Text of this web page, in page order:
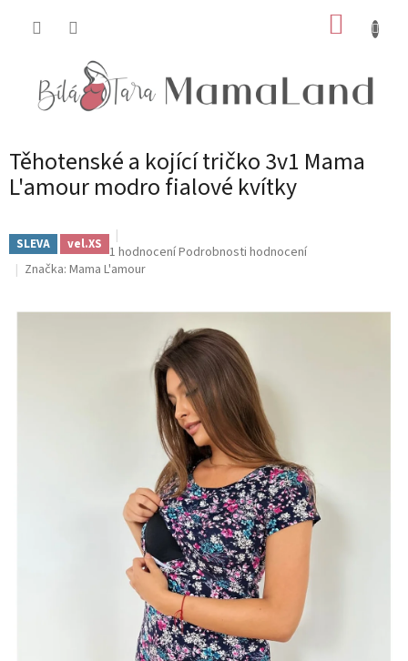
Těhotenské a kojící tričko 3v1 Mama
L'amour modro fialové kvítky
SLEVA vel.XS Průměrné
hodnocení
hvězdiček.
1 hodnoceníPodrobnosti hodnocení
Značka: Mama L'amour